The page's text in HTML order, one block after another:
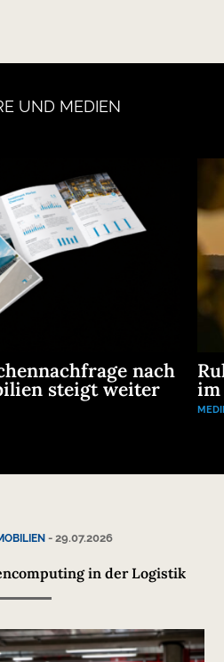
UND MEDIEN
nach
steigt weiter im
- 29.07.2026
in der Logistik